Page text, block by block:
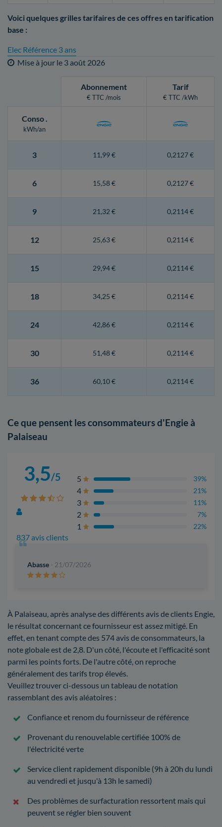
Voici quelques grilles tarifaires de ces offres en tarification
base :
Elec Référence 3 ans
Mise à jour le 3 août 2026
Abonnement
€ TTC /mois
Tarif
€ TTC /kWh
Conso.
kWh/an
3 11,99 € 0,2127 €
6 15,58 € 0,2127 €
9 21,32 € 0,2114 €
12 25,63 € 0,2114 €
15 29,94 € 0,2114 €
18 34,25 € 0,2114 €
24 42,86 € 0,2114 €
30 51,48 € 0,2114 €
36 60,10 € 0,2114 €
Ce que pensent les consommateurs d'Engie à
Palaiseau
3,5/5
837 avis clients
5 39%
4 21%
3 11%
2 7%
1 22%
Abasse - 21/07/2026
À Palaiseau, après analyse des différents avis de clients Engie,
le résultat concernant ce fournisseur est assez mitigé. En
effet, en tenant compte des 574 avis de consommateurs, la
note globale est de 2,8. D'un côté, l'écoute et l'efficacité sont
parmi les points forts. De l'autre côté, on reproche
généralement des tarifs trop élevés.
Veuillez trouver ci-dessous un tableau de notation
rassemblant des avis aléatoires :
Confiance et renom du fournisseur de référence
Provenant du renouvelable certifiée 100% de
l'électricité verte
Service client rapidement disponible (9h à 20h du lundi
au vendredi et jusqu'à 13h le samedi)
Des problèmes de surfacturation ressortent mais qui
peuvent se régler bien souvent